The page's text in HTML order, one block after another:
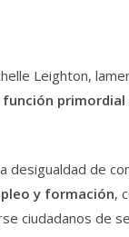
Leighton,
función primordial
desigualdad de
y formación,
ciudadanos de